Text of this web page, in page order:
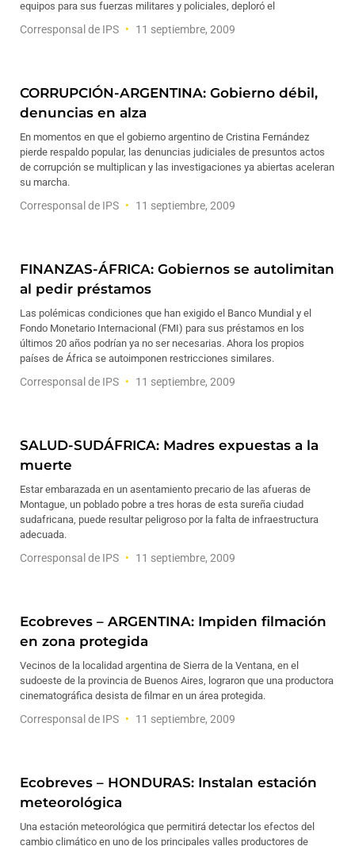
equipos para sus fuerzas militares y policiales, deploró el
Corresponsal de IPS 11 septiembre, 2009
CORRUPCIÓN-ARGENTINA: Gobierno débil,
denuncias en alza
En momentos en que el gobierno argentino de Cristina Fernández
pierde respaldo popular, las denuncias judiciales de presuntos actos
de corrupción se multiplican y las investigaciones ya abiertas aceleran
su marcha.
Corresponsal de IPS 11 septiembre, 2009
FINANZAS-ÁFRICA: Gobiernos se autolimitan
al pedir préstamos
Las polémicas condiciones que han exigido el Banco Mundial y el
Fondo Monetario Internacional (FMI) para sus préstamos en los
últimos 20 años podrían ya no ser necesarias. Ahora los propios
países de África se autoimponen restricciones similares.
Corresponsal de IPS 11 septiembre, 2009
SALUD-SUDÁFRICA: Madres expuestas a la
muerte
Estar embarazada en un asentamiento precario de las afueras de
Montague, un poblado pobre a tres horas de esta sureña ciudad
sudafricana, puede resultar peligroso por la falta de infraestructura
adecuada.
Corresponsal de IPS 11 septiembre, 2009
Ecobreves – ARGENTINA: Impiden filmación
en zona protegida
Vecinos de la localidad argentina de Sierra de la Ventana, en el
sudoeste de la provincia de Buenos Aires, lograron que una productora
cinematográfica desista de filmar en un área protegida.
Corresponsal de IPS 11 septiembre, 2009
Ecobreves – HONDURAS: Instalan estación
meteorológica
Una estación meteorológica que permitirá detectar los efectos del
cambio climático en uno de los principales valles productores de